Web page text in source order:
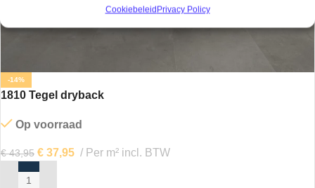
CookiebeleidPrivacy Policy
-14%
1810 Tegel dryback
Op voorraad
€43,95 € 37,95 Per m² incl. BTW